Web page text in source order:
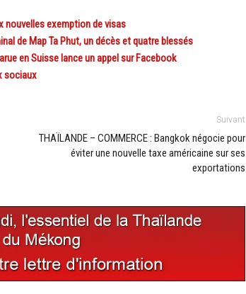
nouvelles exemption de visas
de Map Ta Phut, un décès et quatre blessés
en Suisse lance un appel sur Facebook
sociaux
Suivant
THAÏLANDE – COMMERCE : Bangkok négocie pour
éviter une nouvelle taxe américaine sur ses
exportations